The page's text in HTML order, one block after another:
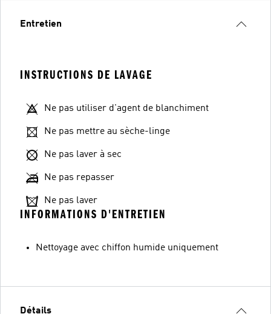
Entretien
INSTRUCTIONS DE LAVAGE
Ne pas utiliser d'agent de blanchiment
Ne pas mettre au sèche-linge
Ne pas laver à sec
Ne pas repasser
Ne pas laver
INFORMATIONS D'ENTRETIEN
Nettoyage avec chiffon humide uniquement
Détails